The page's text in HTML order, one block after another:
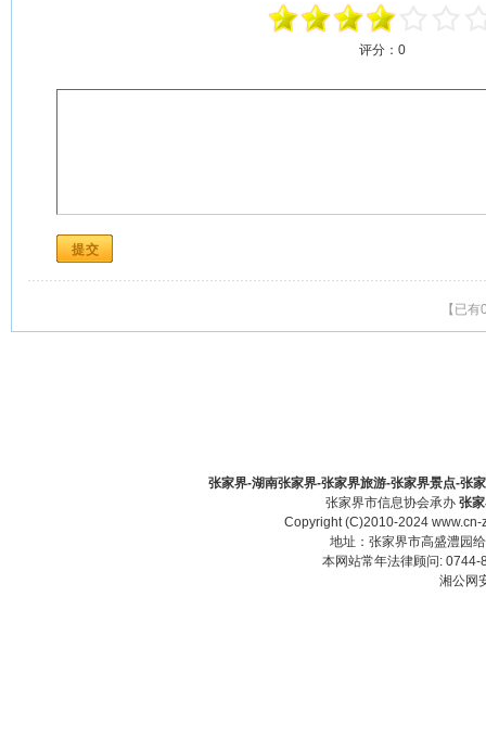
评分： 0
【已
张家界-湖南张家界-张家界旅游-张家界景点-张
张家界市信息协会承办 张
Copyright (C)2010-2024
地址：张家界市高盛澧园
本网站常年法律顾问:
湘公网